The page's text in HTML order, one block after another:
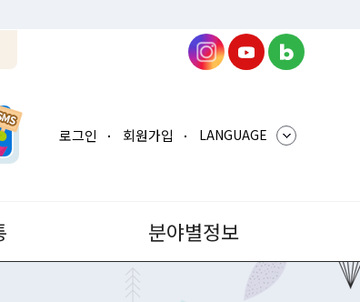
로그인 회원가입 LANGUAGE
분야별정보